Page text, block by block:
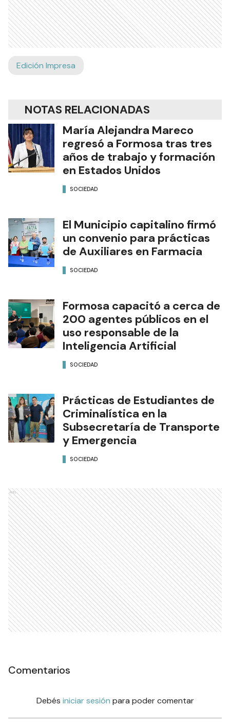
Edición Impresa
NOTAS RELACIONADAS
María Alejandra Mareco
regresó a Formosa tras tres
años de trabajo y formación
en Estados Unidos
SOCIEDAD
El Municipio capitalino firmó
un convenio para prácticas
de Auxiliares en Farmacia
SOCIEDAD
Formosa capacitó a cerca de
200 agentes públicos en el
uso responsable de la
Inteligencia Artificial
SOCIEDAD
Prácticas de Estudiantes de
Criminalística en la
Subsecretaría de Transporte
y Emergencia
SOCIEDAD
Ads
Comentarios
Debés iniciar sesión para poder comentar